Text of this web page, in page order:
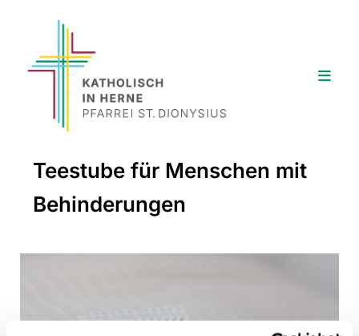
Teestube für Menschen mit
Behinderungen